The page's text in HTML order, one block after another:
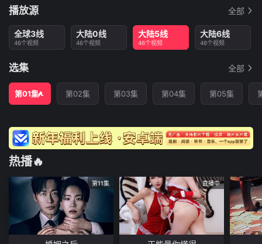
播放源 全部
全球3线
46个视频
大陆0线
46个视频
大陆5线
46个视频
大陆6线
46个视频
选集 全部
第01集 第02集 第03集 第04集 第05集
热播🔥
第11集 直播中